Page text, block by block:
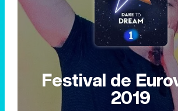
Festival de
2019